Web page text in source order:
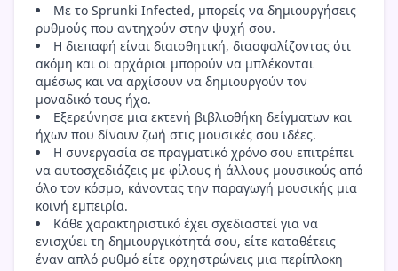
Με το Sprunki Infected, μπορείς να δημιουργήσεις
ρυθμούς που αντηχούν στην ψυχή σου.
Η διεπαφή είναι διαισθητική, διασφαλίζοντας ότι
ακόμη και οι αρχάριοι μπορούν να μπλέκονται
αμέσως και να αρχίσουν να δημιουργούν τον
μοναδικό τους ήχο.
Εξερεύνησε μια εκτενή βιβλιοθήκη δείγματων και
ήχων που δίνουν ζωή στις μουσικές σου ιδέες.
Η συνεργασία σε πραγματικό χρόνο σου επιτρέπει
να αυτοσχεδιάζεις με φίλους ή άλλους μουσικούς από
όλο τον κόσμο, κάνοντας την παραγωγή μουσικής μια
κοινή εμπειρία.
Κάθε χαρακτηριστικό έχει σχεδιαστεί για να
ενισχύει τη δημιουργικότητά σου, είτε καταθέτεις
έναν απλό ρυθμό είτε ορχηστρώνεις μια περίπλοκη